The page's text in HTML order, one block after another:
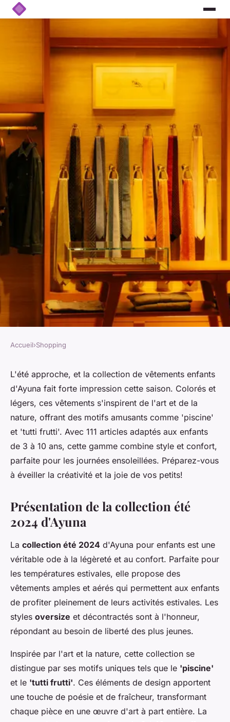
SHOPPING
Découvrez les vêtements
enfants colorés d'ayuna pour
cet été
Naël•23 octobre 2024• 4 min de lecture
Accueil›Shopping
L'été approche, et la collection de vêtements enfants
d'Ayuna fait forte impression cette saison. Colorés et
légers, ces vêtements s'inspirent de l'art et de la
nature, offrant des motifs amusants comme 'piscine'
et 'tutti frutti'. Avec 111 articles adaptés aux enfants
de 3 à 10 ans, cette gamme combine style et confort,
parfaite pour les journées ensoleillées. Préparez-vous
à éveiller la créativité et la joie de vos petits!
Présentation de la collection été
2024 d'Ayuna
La collection été 2024 d'Ayuna pour enfants est une
véritable ode à la légèreté et au confort. Parfaite pour
les températures estivales, elle propose des
vêtements amples et aérés qui permettent aux enfants
de profiter pleinement de leurs activités estivales. Les
styles oversize et décontractés sont à l'honneur,
répondant au besoin de liberté des plus jeunes.
Inspirée par l'art et la nature, cette collection se
distingue par ses motifs uniques tels que le 'piscine'
et le 'tutti frutti'. Ces éléments de design apportent
une touche de poésie et de fraîcheur, transformant
chaque pièce en une œuvre d'art à part entière. La